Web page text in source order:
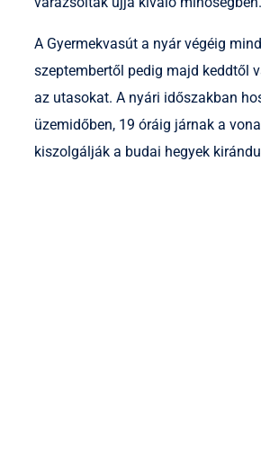
A Gyermekvasút a nyár végéig
szeptembertől pedig majd keddtől
az utasokat. A nyári időszakban
üzemidőben, 19 óráig járnak a
kiszolgálják a budai hegyek